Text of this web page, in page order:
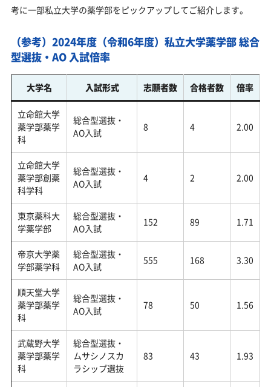
考に一部私立大学の薬学部をピックアップしてご紹介します。
（参考）2024年度（令和6年度）私立大学薬学部 総合
型選抜・AO 入試倍率
大学名 入試形式 志願者数 合格者数 倍率
立命館大学
薬学部薬学
科
総合型選抜・
AO入試
8 4 2.00
立命館大学
薬学部創薬
科学科
総合型選抜・
AO入試
4 2 2.00
東京薬科大
学薬学部
総合型選抜・
AO入試
152 89 1.71
帝京大学薬
学部薬学科
総合型選抜・
AO入試
555 168 3.30
順天堂大学
薬学部薬学
科
総合型選抜・
AO入試
78 50 1.56
武蔵野大学
薬学部薬学
科
総合型選抜・
ムサシノスカ
ラシップ選抜
83 43 1.93